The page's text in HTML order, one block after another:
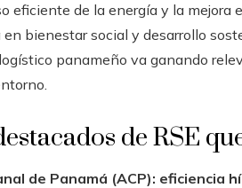
eficiente de la energía y la
bienestar social y desarrollo
panameño va ganando
de RSE
de Panamá (ACP): eficiencia